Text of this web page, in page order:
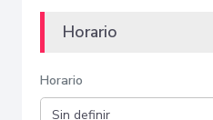
Horario
Horario